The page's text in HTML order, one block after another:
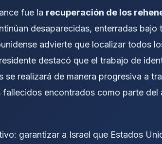
fue la recuperación de los
desaparecidas, enterradas bajo
advierte que localizar todos
destacó que el trabajo de
realizará de manera progresiva a
fallecidos encontrados como parte del
garantizar a Israel que Estados